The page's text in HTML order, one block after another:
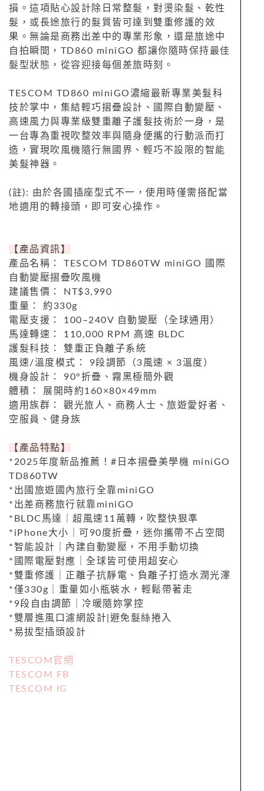
損。這項貼心設計除日常整髮，對燙染髮、乾性
髮，或長途旅行的髮質皆可達到雙重修護的效
果。無論是商務出差中的專業形象，還是旅途中
自拍瞬間，TD860 miniGO 都讓你隨時保持最佳
髮型狀態，從容迎接每個差旅時刻。
TESCOM TD860 miniGO濃縮最新專業美髮科
技於掌中，集結輕巧摺疊設計、國際自動變壓、
高速風力與專業級雙重離子護髮技術於一身，是
一台專為重視吹整效率與隨身便攜的行動派而打
造，實現吹風機隨行無國界、輕巧不設限的智能
美髮神器。
(註): 由於各國插座型式不一，使用時僅需搭配當
地適用的轉接頭，即可安心操作。
【產品資訊】
產品名稱： TESCOM TD860TW miniGO 國際
自動變壓摺疊吹風機
建議售價： NT$3,990
重量： 約330g
電壓支援： 100–240V 自動變壓（全球通用）
馬達轉速： 110,000 RPM 高速 BLDC
護髮科技： 雙重正負離子系統
風速/溫度模式： 9段調節（3風速 × 3溫度）
機身設計： 90°折疊、霧黑極簡外觀
體積： 展開時約160×80×49mm
適用族群： 觀光旅人、商務人士、旅遊愛好者、
空服員、健身族
【產品特點】
*2025年度新品推薦！#日本摺疊美學機 miniGO
TD860TW
*出國旅遊國內旅行全靠miniGO
*出差商務旅行就靠miniGO
*BLDC馬達｜超風速11萬轉，吹整快狠準
*iPhone大小｜可90度折疊，迷你攜帶不占空間
*智能設計｜內建自動變壓，不用手動切換
*國際電壓對應｜全球皆可使用超安心
*雙重修護｜正離子抗靜電、負離子打造水潤光澤
*僅330g｜重量如小瓶裝水，輕鬆帶著走
*9段自由調節｜冷暖隨妳掌控
*雙層進風口濾網設計|避免髮絲捲入
*易拔型插頭設計
TESCOM官網
TESCOM FB
TESCOM IG